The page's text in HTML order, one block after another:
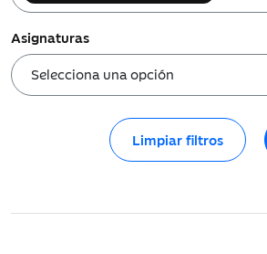
Asignaturas
Limpiar filtros